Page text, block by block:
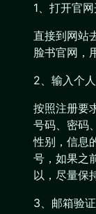
1、打开官
直接到网站
脸书官网，
2、输入个
按照注册要
号码、密码
性别，信息
号，如果之
以，尽量保
3、邮箱验证